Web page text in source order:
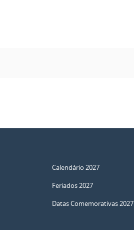
Calendário 2027
Feriados 2027
Datas Comemorativas 2027